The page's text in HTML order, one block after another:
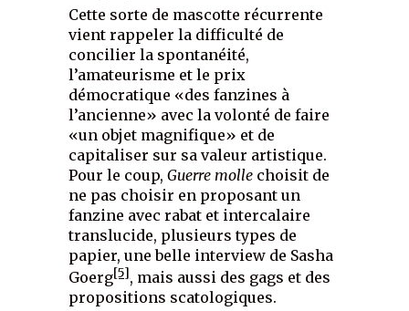
Cette sorte de mascotte récurrente
vient rappeler la difficulté de
concilier la spontanéité,
l’amateurisme et le prix
démocratique «des fanzines à
l’ancienne» avec la volonté de faire
«un objet magnifique» et de
capitaliser sur sa valeur artistique.
Pour le coup,Guerre molle choisit de
ne pas choisir en proposant un
fanzine avec rabat et intercalaire
translucide, plusieurs types de
papier, une belle interview de Sasha
Goerg[5], mais aussi des gags et des
propositions scatologiques.